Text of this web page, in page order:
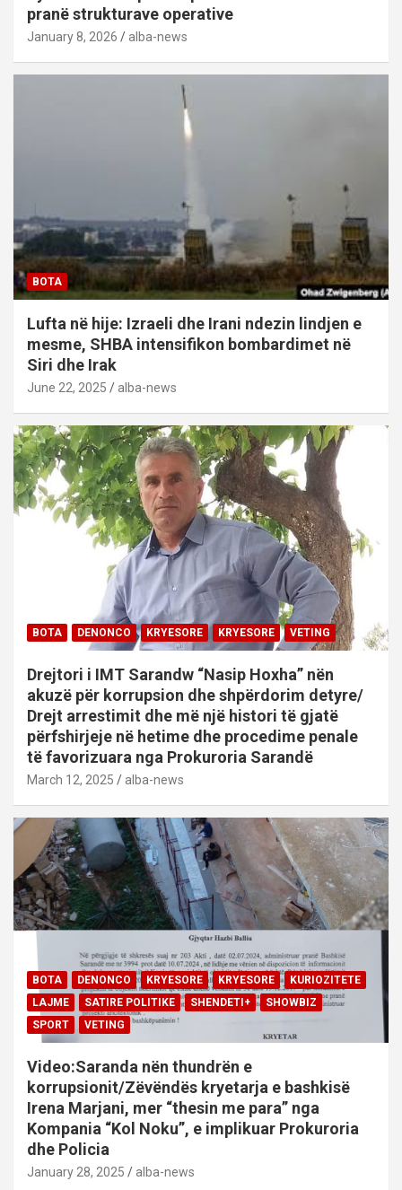
pranë strukturave operative
January 8, 2026 alba-news
BOTA
Lufta në hije: Izraeli dhe Irani ndezin lindjen e
mesme, SHBA intensifikon bombardimet në
Siri dhe Irak
June 22, 2025 alba-news
BOTA DENONCO KRYESORE KRYESORE VETING
Drejtori i IMT Sarandw “Nasip Hoxha” nën
akuzë për korrupsion dhe shpërdorim detyre/
Drejt arrestimit dhe më një histori të gjatë
përfshirjeje në hetime dhe procedime penale
të favorizuara nga Prokuroria Sarandë
March 12, 2025 alba-news
BOTA DENONCO KRYESORE KRYESORE
KURIOZITETE
LAJME
SATIRE POLITIKE SHENDETI+
SHOWBIZ
SPORT
VETING
Video:Saranda nën thundrën e
korrupsionit/Zëvëndës kryetarja e bashkisë
Irena Marjani, mer “thesin me para” nga
Kompania “Kol Noku”, e implikuar Prokuroria
dhe Policia
January 28, 2025 alba-news